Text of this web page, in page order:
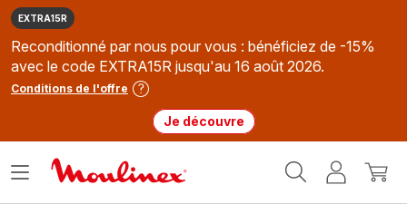
EXTRA15R
Reconditionné par nous pour vous : bénéficiez de -15%
avec le code EXTRA15R jusqu'au 16 août 2026.
Conditions de l'offre
Je découvre
MonMon
Ouvrir